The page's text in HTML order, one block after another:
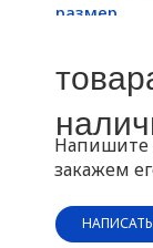
размер
закажем